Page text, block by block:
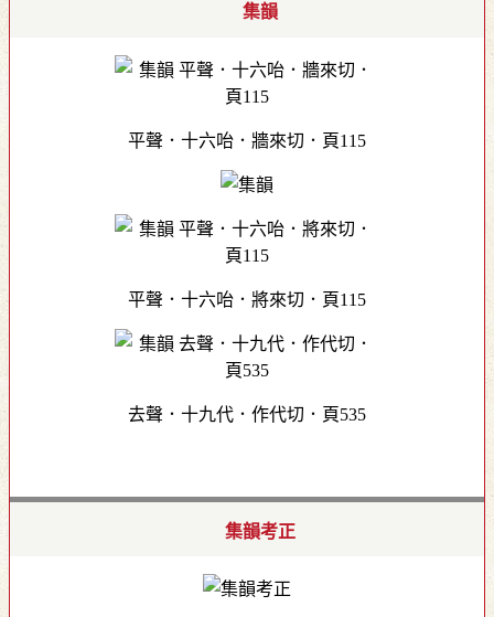
集韻
平聲．十六咍．牆來切．頁115
平聲．十六咍．將來切．頁115
去聲．十九代．作代切．頁535
集韻考正